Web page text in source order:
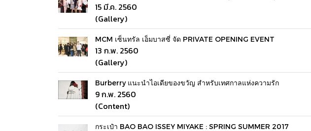
15 มี.ค. 2560
(Gallery)
MCM เซ็นทรัล เอ็มบาสซี่ จัด PRIVATE OPENING EVENT
13 ก.พ. 2560
(Gallery)
Burberry แนะนำไอเดียของขวัญ สำหรับเทศกาลแห่งความรัก
9 ก.พ. 2560
(Content)
กระเป๋า BAO BAO ISSEY MIYAKE : SPRING SUMMER 2017